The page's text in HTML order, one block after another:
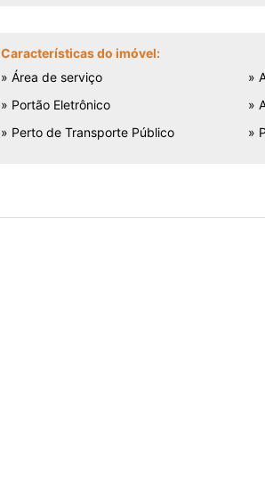
Características do imóvel:
» Área de serviço
»
» Portão Eletrônico
»
» Perto de Transporte Público
»